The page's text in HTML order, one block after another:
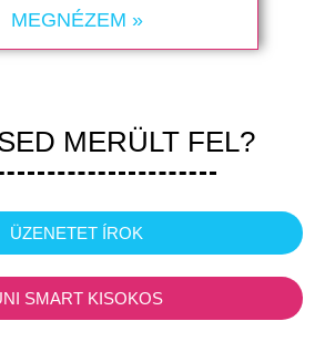
MEGNÉZEM »
MERÜLT FEL?
ÜZENETET ÍROK
SMART KISOKOS